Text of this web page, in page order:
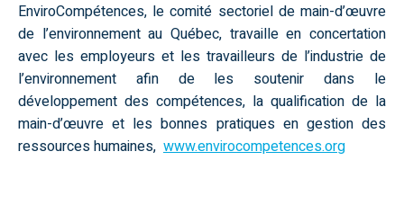
EnviroCompétences, le comité sectoriel de main-d’œuvre
de l’environnement au Québec, travaille en concertation
avec les employeurs et les travailleurs de l’industrie de
l’environnement afin de les soutenir dans le
développement des compétences, la qualification de la
main-d’œuvre et les bonnes pratiques en gestion des
ressources humaines, www.envirocompetences.org